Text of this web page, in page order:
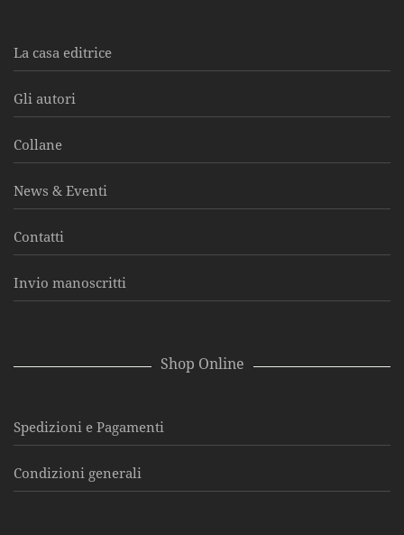
La casa editrice
Gli autori
Collane
News & Eventi
Contatti
Invio manoscritti
Shop Online
Spedizioni e Pagamenti
Condizioni generali